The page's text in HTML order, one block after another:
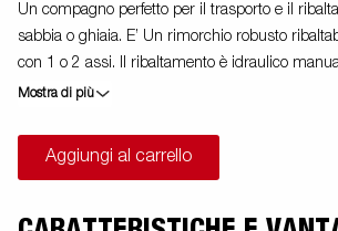
Un compagno perfetto per il trasporto e il
sabbia o ghiaia. E’ Un rimorchio robusto
con 1 o 2 assi. Il ribaltamento è idraulico
facile utilizzo. L’elevato angolo di inclinazione
di scarico di ghiaia, legno e materiale da
sponde sono apribili ed removibili, con anche
modelli hanno di serie 6 forti anelli di fissaggio
Mostra di più
Aggiungi al carrello